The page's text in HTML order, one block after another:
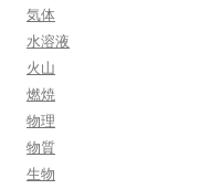
気体
水溶液
火山
燃焼
物理
物質
生物